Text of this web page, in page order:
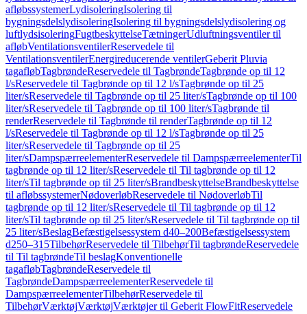
afløbssystemerLydisoleringIsolering til
bygningsdelslydisoleringIsolering til bygningsdelslydisolering og
luftlydsisoleringFugtbeskyttelseTætningerUdluftningsventiler til
afløbVentilationsventilerReservedele til
VentilationsventilerEnergireducerende ventilerGeberit Pluvia
tagafløbTagbrøndeReservedele til TagbrøndeTagbrønde op til 12
l/sReservedele til Tagbrønde op til 12 l/sTagbrønde op til 25
liter/sReservedele til Tagbrønde op til 25 liter/sTagbrønde op til 100
liter/sReservedele til Tagbrønde op til 100 liter/sTagbrønde til
renderReservedele til Tagbrønde til renderTagbrønde op til 12
l/sReservedele til Tagbrønde op til 12 l/sTagbrønde op til 25
liter/sReservedele til Tagbrønde op til 25
liter/sDampspærreelementerReservedele til DampspærreelementerTil
tagbrønde op til 12 liter/sReservedele til Til tagbrønde op til 12
liter/sTil tagbrønde op til 25 liter/sBrandbeskyttelseBrandbeskyttelse
til afløbssystemerNødoverløbReservedele til NødoverløbTil
tagbrønde op til 12 liter/sReservedele til Til tagbrønde op til 12
liter/sTil tagbrønde op til 25 liter/sReservedele til Til tagbrønde op til
25 liter/sBeslagBefæstigelsessystem d40–200Befæstigelsessystem
d250–315TilbehørReservedele til TilbehørTil tagbrøndeReservedele
til Til tagbrøndeTil beslagKonventionelle
tagafløbTagbrøndeReservedele til
TagbrøndeDampspærreelementerReservedele til
DampspærreelementerTilbehørReservedele til
TilbehørVærktøjVærktøjVærktøjer til Geberit FlowFitReservedele